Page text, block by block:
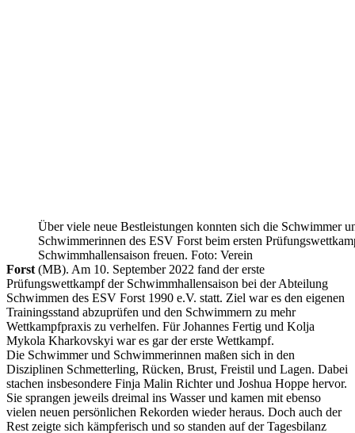
Über viele neue Bestleistungen konnten sich die Schwimmer
Schwimmerinnen des ESV Forst beim ersten
Schwimmhallensaison freuen. Foto: Verein
Forst (MB). Am 10. September 2022 fand der erste
Prüfungswettkampf der Schwimmhallensaison bei der Abteilung
Schwimmen des ESV Forst 1990 e.V. statt. Ziel war es den eigenen
Trainingsstand abzuprüfen und den Schwimmern zu mehr
Wettkampfpraxis zu verhelfen. Für Johannes Fertig und Kolja
Mykola Kharkovskyi war es gar der erste Wettkampf.
Die Schwimmer und Schwimmerinnen maßen sich in den
Disziplinen Schmetterling, Rücken, Brust, Freistil und Lagen. Dabei
stachen insbesondere Finja Malin Richter und Joshua Hoppe hervor.
Sie sprangen jeweils dreimal ins Wasser und kamen mit ebenso
vielen neuen persönlichen Rekorden wieder heraus. Doch auch der
Rest zeigte sich kämpferisch und so standen auf der Tagesbilanz